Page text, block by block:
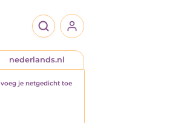
nederlands.nl
voeg je netgedicht toe